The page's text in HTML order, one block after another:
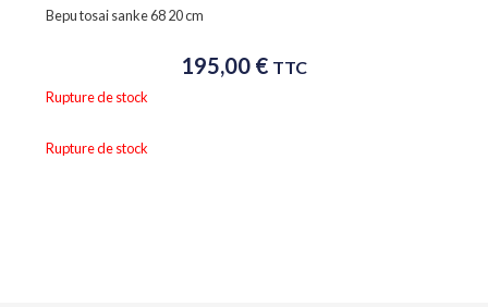
Bepu tosai sanke 68 20 cm
195,00 € TTC
Rupture de stock
Rupture de stock